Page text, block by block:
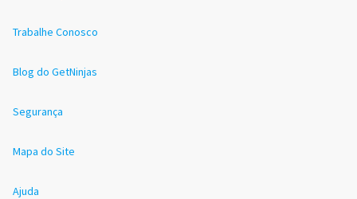
Trabalhe Conosco
Blog do GetNinjas
Segurança
Mapa do Site
Ajuda